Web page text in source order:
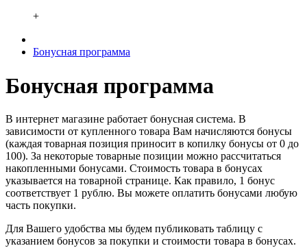
+
Бонусная программа
Бонусная программа
В интернет магазине работает бонусная система. В
зависимости от купленного товара Вам начисляются бонусы
(каждая товарная позиция приносит в копилку бонусы от 0 до
100). За некоторые товарные позиции можно рассчитаться
накопленными бонусами. Стоимость товара в бонусах
указывается на товарной странице. Как правило, 1 бонус
соответствует 1 рублю. Вы можете оплатить бонусами любую
часть покупки.
Для Вашего удобства мы будем публиковать таблицу с
указанием бонусов за покупки и стоимости товара в бонусах.